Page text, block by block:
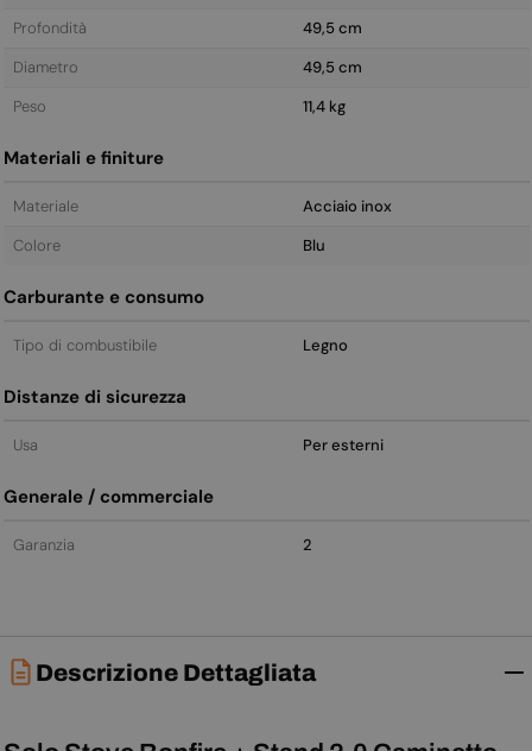
Profondità
49,5 cm
Diametro
49,5 cm
Peso
11,4 kg
Materiali e finiture
Materiale
Acciaio inox
Colore
Blu
Carburante e consumo
Tipo di combustibile Legno
Distanze di sicurezza
Usa Per esterni
Generale / commerciale
Garanzia 2
Descrizione Dettagliata